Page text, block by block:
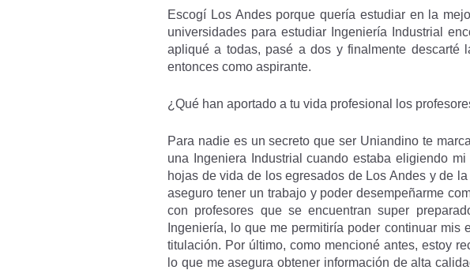
Escogí Los Andes porque quería estudiar en la
universidades para estudiar Ingeniería Industrial
apliqué a todas, pasé a dos y finalmente
entonces como aspirante.
¿Qué han aportado a tu vida profesional los
Para nadie es un secreto que ser Uniandino te
una Ingeniera Industrial cuando estaba eligiendo
hojas de vida de los egresados de Los Andes y de
aseguro tener un trabajo y poder desempeñarme
con profesores que se encuentran super
Ingeniería, lo que me permitiría poder continuar
titulación. Por último, como mencioné antes, estoy
lo que me asegura obtener información de alta